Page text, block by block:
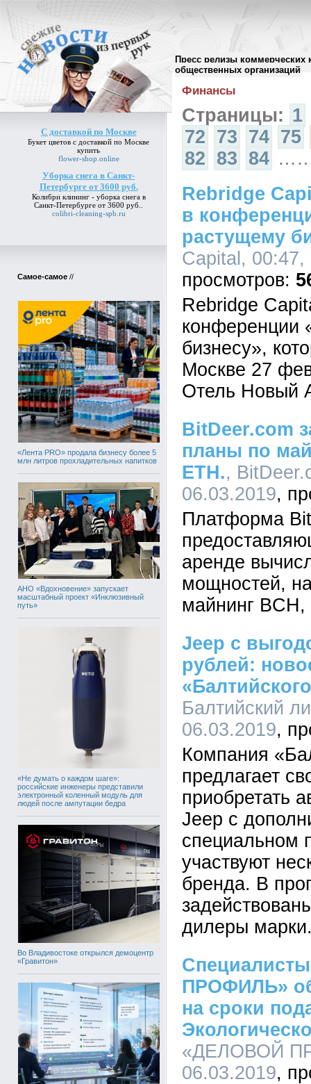
Пресс релизы коммерческих
общественных организаций
С доставкой по Москве
Букет цветов с доставкой по Москве
купить
flower-shop.online
Уборка снега в Санкт-
Петербурге от 3600 руб.
Колибри клининг - уборка снега в
Санкт-Петербурге от 3600 руб.
colibri-cleaning-spb.ru
Самое-самое //
«Лента PRO» продала бизнесу более 5
млн литров прохладительных напитков
АНО «Вдохновение» запускает
масштабный проект «Инклюзивный
путь»
«Не думать о каждом шаге»:
российские инженеры представили
электронный коленный модуль для
людей после ампутации бедра
Во Владивостоке открылся демоцентр
«Гравитон»
Архив пресс-релизов//
Финансы
Страницы: 1
72 73 74 75
82 83 84
Rebridge
в
растущему
Capital, 00:47,
Rebridge
конференции
бизнесу»,
Москве 27
Отель Новый
BitDeer.com
планы по
ETH.,
06.03.2019
Платформа
аренде
мощностей,
майнинг
Jeep с
рублей:
Балтийский
06.03.2019
Компания
предлагает
приобретать
Jeep с
специальном
участвуют
бренда. В
дилеры
ПРОФИЛЬ»
на сроки
«ДЕЛОВОЙ
06.03.2019